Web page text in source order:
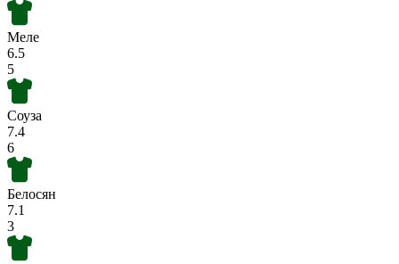
Меле
6.5
5
Соуза
7.4
6
Белосян
7.1
3